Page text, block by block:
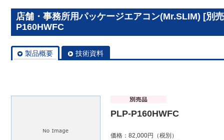
店舗・事務所用パッケージエアコン(Mr.SLIM) [別
P160HWFC
製品概要 技術資料
PLP-P160HWFC
価格：82,000円（税別）